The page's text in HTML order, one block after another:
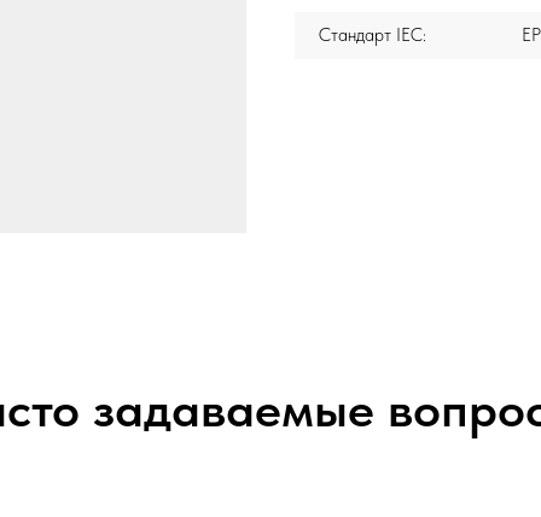
Стандарт IEC:
задаваемые